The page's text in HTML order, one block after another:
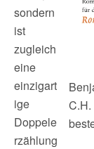
sondern
ist
zugleich
eine
einzigart
ige
Doppele
rzählung